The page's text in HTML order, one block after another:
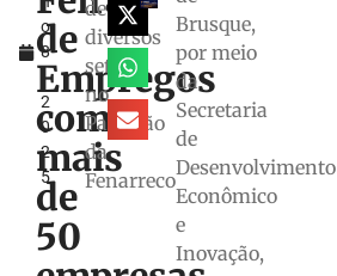
o
8
2
0
2
5
de
Empregos
com
mais
de
50
de
diversos
setores
no
Pavilhão
da
Fenarreco
Brusque,
por meio
da
Secretaria
de
Desenvolvimento
Econômico
e
Inovação,